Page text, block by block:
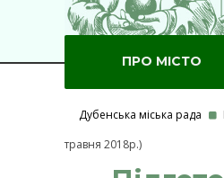
ПРО МІСТО
Дубенська міська рада
травня 2018р.)